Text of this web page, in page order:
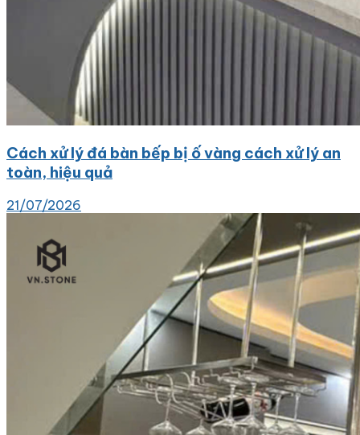
Cách xử lý đá bàn bếp bị ố vàng cách xử lý an
toàn, hiệu quả
21/07/2026